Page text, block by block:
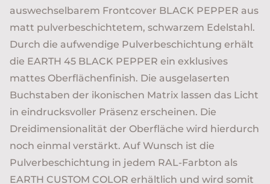
auswechselbarem Frontcover BLACK PEPPER aus
matt pulverbeschichtetem, schwarzem Edelstahl.
Durch die aufwendige Pulverbeschichtung erhält
die EARTH 45 BLACK PEPPER ein exklusives
mattes Oberflächenfinish. Die ausgelaserten
Buchstaben der ikonischen Matrix lassen das Licht
in eindrucksvoller Präsenz erscheinen. Die
Dreidimensionalität der Oberfläche wird hierdurch
noch einmal verstärkt. Auf Wunsch ist die
Pulverbeschichtung in jedem RAL-Farbton als
EARTH CUSTOM COLOR erhältlich und wird somit